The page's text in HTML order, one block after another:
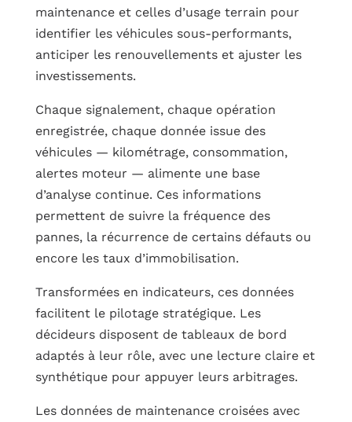
maintenance et celles d’usage terrain pour
identifier les véhicules sous-performants,
anticiper les renouvellements et ajuster les
investissements.
Chaque signalement, chaque opération
enregistrée, chaque donnée issue des
véhicules — kilométrage, consommation,
alertes moteur — alimente une base
d’analyse continue. Ces informations
permettent de suivre la fréquence des
pannes, la récurrence de certains défauts ou
encore les taux d’immobilisation.
Transformées en indicateurs, ces données
facilitent le pilotage stratégique. Les
décideurs disposent de tableaux de bord
adaptés à leur rôle, avec une lecture claire et
synthétique pour appuyer leurs arbitrages.
Les données de maintenance croisées avec